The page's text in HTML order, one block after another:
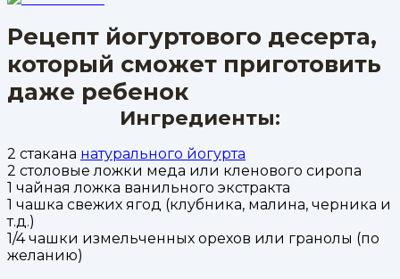
Рецепт йогуртового десерта,
который сможет приготовить
даже ребенок
Ингредиенты:
2 стакана натурального йогурта
2 столовые ложки меда или кленового сиропа
1 чайная ложка ванильного экстракта
1 чашка свежих ягод (клубника, малина, черника и
т.д.)
1/4 чашки измельченных орехов или гранолы (по
желанию)